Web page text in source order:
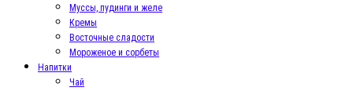
Муссы, пудинги и желе
Кремы
Восточные сладости
Мороженое и сорбеты
Напитки
Чай